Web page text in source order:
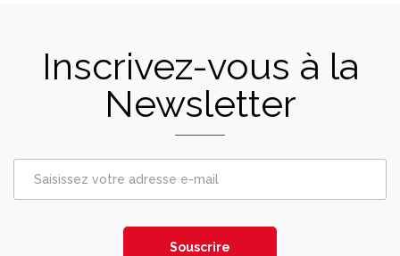
Inscrivez-vous à la
Newsletter
Souscrire